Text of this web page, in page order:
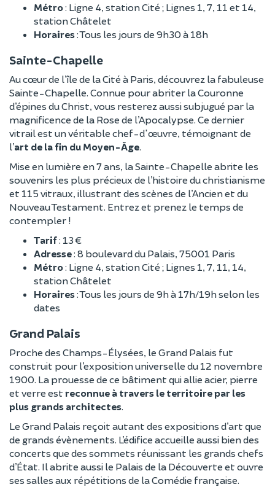
Métro: Ligne 4, station Cité ; Lignes 1, 7, 11 et 14,
station Châtelet
Horaires: Tous les jours de 9h30 à 18h
Sainte-Chapelle
Au cœur de l’île de la Cité à Paris, découvrez la fabuleuse
Sainte-Chapelle. Connue pour abriter la Couronne
d’épines du Christ, vous resterez aussi subjugué par la
magnificence de la Rose de l’Apocalypse. Ce dernier
vitrail est un véritable chef-d'œuvre, témoignant de
l’art de la fin du Moyen-Âge.
Mise en lumière en 7 ans, la Sainte-Chapelle abrite les
souvenirs les plus précieux de l’histoire du christianisme
et 115 vitraux, illustrant des scènes de l’Ancien et du
Nouveau Testament. Entrez et prenez le temps de
contempler !
Tarif: 13 €
Adresse: 8 boulevard du Palais, 75001 Paris
Métro: Ligne 4, station Cité ; Lignes 1, 7, 11, 14,
station Châtelet
Horaires: Tous les jours de 9h à 17h/19h selon les
dates
Grand Palais
Proche des Champs-Élysées, le Grand Palais fut
construit pour l’exposition universelle du 12 novembre
1900. La prouesse de ce bâtiment qui allie acier, pierre
et verre est reconnue à travers le territoire par les
plus grands architectes.
Le Grand Palais reçoit autant des expositions d’art que
de grands évènements. L’édifice accueille aussi bien des
concerts que des sommets réunissant les grands chefs
d’État. Il abrite aussi le Palais de la Découverte et ouvre
ses salles aux répétitions de la Comédie française.